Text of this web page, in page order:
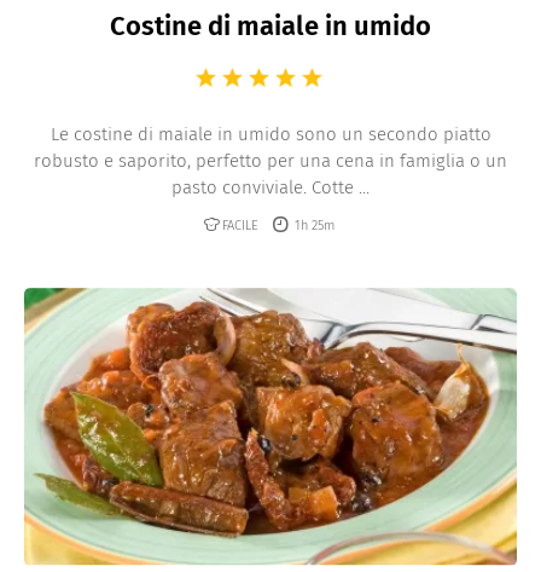
Costine di maiale in umido
Le costine di maiale in umido sono un secondo piatto
robusto e saporito, perfetto per una cena in famiglia o un
pasto conviviale. Cotte ...
FACILE 1h 25m